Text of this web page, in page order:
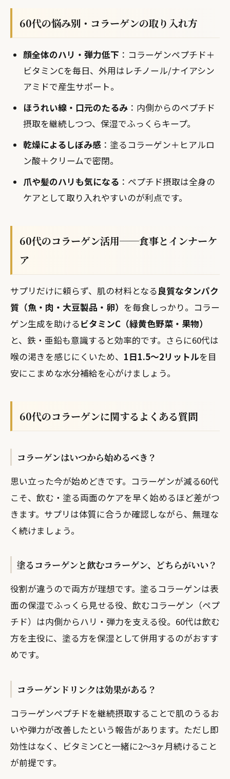
60代の悩み別・コラーゲンの取り入れ方
顔全体のハリ・弾力低下 ：コラーゲンペプチド＋
ビタミンCを毎日、外用はレチノール/ナイアシン
アミドで産生サポート。
ほうれい線・口元のたるみ ：内側からのペプチド
摂取を継続しつつ、保湿でふっくらキープ。
乾燥によるしぼみ感 ：塗るコラーゲン＋ヒアルロ
ン酸＋クリームで密閉。
爪や髪のハリも気になる ：ペプチド摂取は全身の
ケアとして取り入れやすいのが利点です。
60代のコラーゲン活用──食事とインナーケ
ア
サプリだけに頼らず、肌の材料となる良質なタンパク
質（魚・肉・大豆製品・卵） を毎食しっかり。コラー
ゲン生成を助けるビタミンC（緑黄色野菜・果物）
と、鉄・亜鉛も意識すると効率的です。さらに60代は
喉の渇きを感じにくいため、 1日1.5〜2リットルを目
安にこまめな水分補給を心がけましょう。
60代のコラーゲンに関するよくある質問
コラーゲンはいつから始めるべき？
思い立った今が始めどきです。コラーゲンが減る60代
こそ、飲む・塗る両面のケアを早く始めるほど差がつ
きます。サプリは体質に合うか確認しながら、無理な
く続けましょう。
塗るコラーゲンと飲むコラーゲン、どちらがいい？
役割が違うので両方が理想です。塗るコラーゲンは表
面の保湿でふっくら見せる役、飲むコラーゲン（ペプ
チド）は内側からハリ・弾力を支える役。60代は飲む
方を主役に、塗る方を保湿として併用するのがおすす
めです。
コラーゲンドリンクは効果がある？
コラーゲンペプチドを継続摂取することで肌のうるお
いや弾力が改善したという報告があります。ただし即
効性はなく、ビタミンCと一緒に2〜3ヶ月続けること
が前提です。